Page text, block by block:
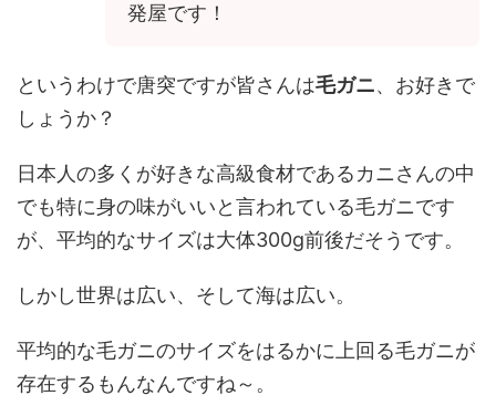
発屋です！
というわけで唐突ですが皆さんは毛ガニ、お好きで
しょうか？
日本人の多くが好きな高級食材であるカニさんの中
でも特に身の味がいいと言われている毛ガニです
が、平均的なサイズは大体300g前後だそうです。
しかし世界は広い、そして海は広い。
平均的な毛ガニのサイズをはるかに上回る毛ガニが
存在するもんなんですね～。